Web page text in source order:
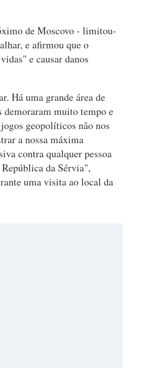
de Moscovo - limitou-
e afirmou que o
e causar danos
Há uma grande área de
demoraram muito tempo e
geopolíticos não nos
a nossa máxima
contra qualquer pessoa
da Sérvia",
uma visita ao local da